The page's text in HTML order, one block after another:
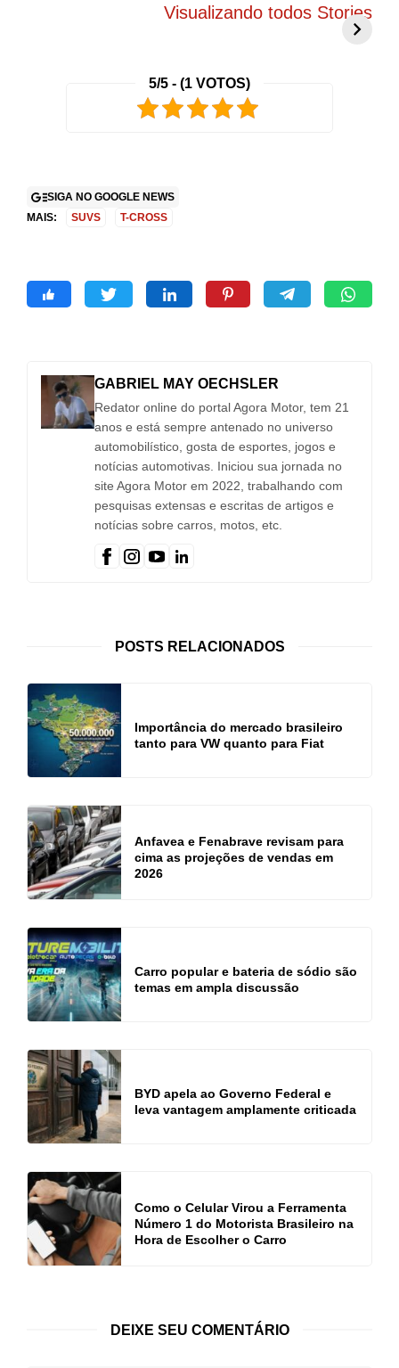
208 elétrico
Visualizando todos Stories
5/5 - (1 VOTOS)
SIGA NO GOOGLE NEWS
MAIS:
SUVS T-CROSS
GABRIEL MAY OECHSLER
Redator online do portal Agora Motor, tem 21
anos e está sempre antenado no universo
automobilístico, gosta de esportes, jogos e
notícias automotivas. Iniciou sua jornada no
site Agora Motor em 2022, trabalhando com
pesquisas extensas e escritas de artigos e
notícias sobre carros, motos, etc.
POSTS RELACIONADOS
Importância do mercado brasileiro
tanto para VW quanto para Fiat
Anfavea e Fenabrave revisam para
cima as projeções de vendas em
2026
Carro popular e bateria de sódio são
temas em ampla discussão
BYD apela ao Governo Federal e
leva vantagem amplamente criticada
Como o Celular Virou a Ferramenta
Número 1 do Motorista Brasileiro na
Hora de Escolher o Carro
DEIXE SEU COMENTÁRIO